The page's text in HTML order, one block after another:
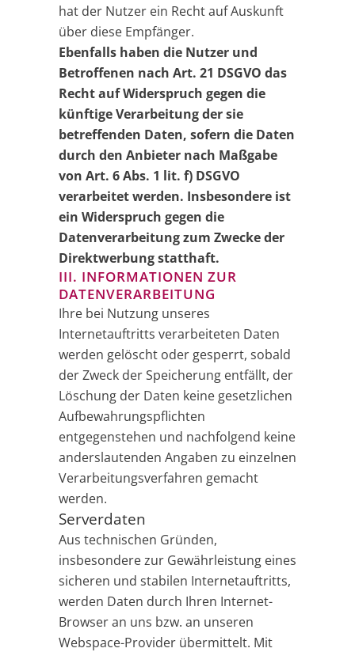
hat der Nutzer ein Recht auf Auskunft
über diese Empfänger.
Ebenfalls haben die Nutzer und
Betroffenen nach Art. 21 DSGVO das
Recht auf Widerspruch gegen die
künftige Verarbeitung der sie
betreffenden Daten, sofern die Daten
durch den Anbieter nach Maßgabe
von Art. 6 Abs. 1 lit. f) DSGVO
verarbeitet werden. Insbesondere ist
ein Widerspruch gegen die
Datenverarbeitung zum Zwecke der
Direktwerbung statthaft.
III. INFORMATIONEN ZUR
DATENVERARBEITUNG
Ihre bei Nutzung unseres
Internetauftritts verarbeiteten Daten
werden gelöscht oder gesperrt, sobald
der Zweck der Speicherung entfällt, der
Löschung der Daten keine gesetzlichen
Aufbewahrungspflichten
entgegenstehen und nachfolgend keine
anderslautenden Angaben zu einzelnen
Verarbeitungsverfahren gemacht
werden.
Serverdaten
Aus technischen Gründen,
insbesondere zur Gewährleistung eines
sicheren und stabilen Internetauftritts,
werden Daten durch Ihren Internet-
Browser an uns bzw. an unseren
Webspace-Provider übermittelt. Mit